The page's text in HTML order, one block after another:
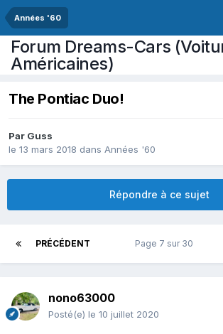
Années '60
Forum Dreams-Cars
Américaines)
The Pontiac Duo!
Par Guss
le 13 mars 2018 dans Années '60
Répondre à ce sujet
PRÉCÉDENT Page 7 sur 30
nono63000
Posté(e) le 10 juillet 2020